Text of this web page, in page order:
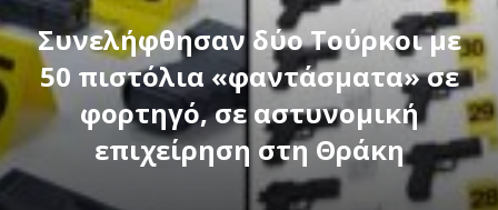
Συνελήφθησαν δύο Τούρκοι με
50 πιστόλια «φαντάσματα» σε
φορτηγό, σε αστυνομική
επιχείρηση στη Θράκη